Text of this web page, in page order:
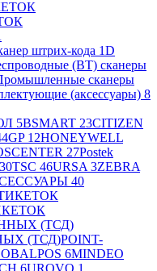
штрих-кода 1D
(BT) сканеры
сканеры
(аксессуары) 8
5BSMART 23CITIZEN
GP12HONEYWELL
27Postek
30TSC 46URSA 3ZEBRA
40
(ТСД)POINT-
6MINDEO
6UROVO 1